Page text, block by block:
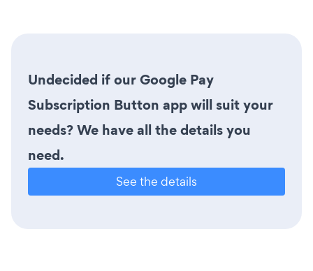
Undecided if our Google Pay
Subscription Button app will suit your
needs? We have all the details you
need.
See the details